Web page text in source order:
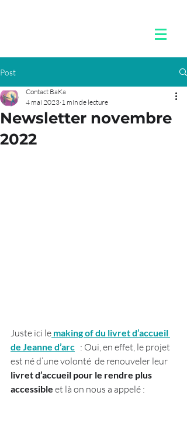
Post
Newsletter novembre
2022
Contact BaKa
4 mai 2023 1 min de lecture
Juste ici le making of du livret d’accueil
de Jeanne d’arc
   : Oui, en effet, le projet
est né d’une volonté  de renouveler leur
livret d’accueil pour le rendre plus
accessible et là on nous a appelé :